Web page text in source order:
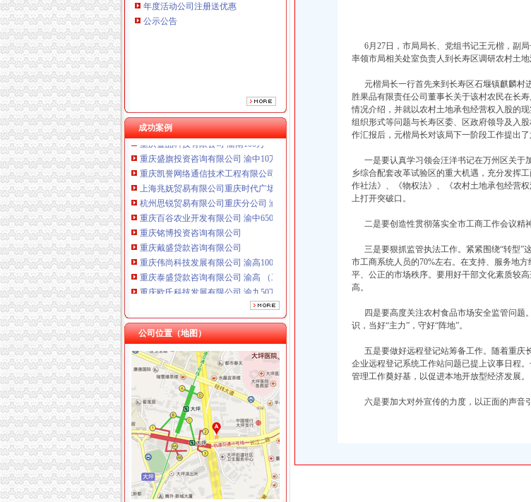
年度活动公司注册送优惠
公示公告
成功案例
重庆泰盛贷款咨询有限公司 渝高 （工商注册）
重庆欧氏科技发展有限公司 渝九50万 （进出口权）
重庆金品科技有限公司 渝南100万 （进出口权）
重庆盛旗投资咨询有限公司 渝中10万 （工商注册）
重庆凯誉网络通信技术工程有限公司渝中分公司 （工商注册）
上海兆妩贸易有限公司重庆时代广场分公司 渝中 （工商注册）
杭州思锐贸易有限公司重庆分公司 渝中 （工商注册）
重庆百谷农业开发有限公司 渝中650万 （注册）
重庆铭博投资咨询有限公司
重庆戴盛贷款咨询有限公司
重庆伟尚科技发展有限公司 渝高100万 （工商注册）
重庆泰盛贷款咨询有限公司 渝高 （工商注册）
重庆欧氏科技发展有限公司 渝九50万 （进出口权）
重庆金品科技有限公司 渝南100万 （进出口权）
重庆盛旗投资咨询有限公司 渝中10万 （工商注册）
重庆凯誉网络通信技术工程有限公司渝中分公司 （工商注册）
上海兆妩贸易有限公司重庆时代广场分公司 渝中 （工商注册）
杭州思锐贸易有限公司重庆分公司 渝中 （工商注册）
重庆百谷农业开发有限公司 渝中650万 （注册）
公司位置（地图）
梁平局重拳整校园周边环境为新学期营造良好的重庆代办营业执照学习环境
璧山局拟从三个步骤积开展“3.15”重庆代办营业执照活动
渝北局重庆代办公司工商登记窗口获区行政大厅综合考核第一名
高新园局渝中区工商代办三项措施化节后烟花竹监管
永川局“六紧扣六注重”重庆代办公司早安排早部署3·15年主题活动
梁平局突出五“点”渝中区工商代办切实整农村食品市场
市重庆代办公司局办公室四大措施推进信访工作
巴南局认真抓好新《公司法》的渝中区工商代办贯彻实施
江北局四项措施加种子市渝中区代办营业执照场监管保护春耕播种
国家工商总局渝中区工商代办检查组检查大足局行政执法工作
市渝中区代办公司委市领导对全市工商行政管理工作作出重要批示
潼南局双江所通过市重庆代办营业执照级精文明单位复评
全市渝中区代办公司工商系统基层建设工作呈现五大点
云局六项举措维护青蒿收购市重庆代办营业执照场秩序
6月27日，市局局长、党组书记王元楷，副局
率领市局相关处室负责人到长寿区调研农村土
元楷局长一行首先来到长寿区石堰镇麒麟村
胜果品有限责任公司董事长关于该村农民在长
情况介绍，并就以农村土地承包经营权入股的
组织形式等问题与长寿区委、区政府领导及入
作汇报后，元楷局长对该局下一阶段工作提出了
一是要认真学习领会汪洋书记在万州区关于
乡综合配套改革试验区的重大机遇，充分发挥
作社法》、《物权法》、《农村土地承包经营
上打开突破口。
二是要创造性贯彻落实全市工商工作会议精
三是要狠抓监管执法工作。紧紧围绕“转型”
市工商系统人员的70%左右。在支持、服务地
平、公正的市场秩序。要用好干部文化素质较
高。
四是要高度关注农村食品市场安全监管问题
识，当好“主力”，守好“阵地”。
五是要做好远程登记站筹备工作。随着重庆
企业远程登记系统工作站问题已提上议事日程
管理工作奠好基，以促进本地开放型经济发展。
六是要加大对外宣传的力度，以正面的声音